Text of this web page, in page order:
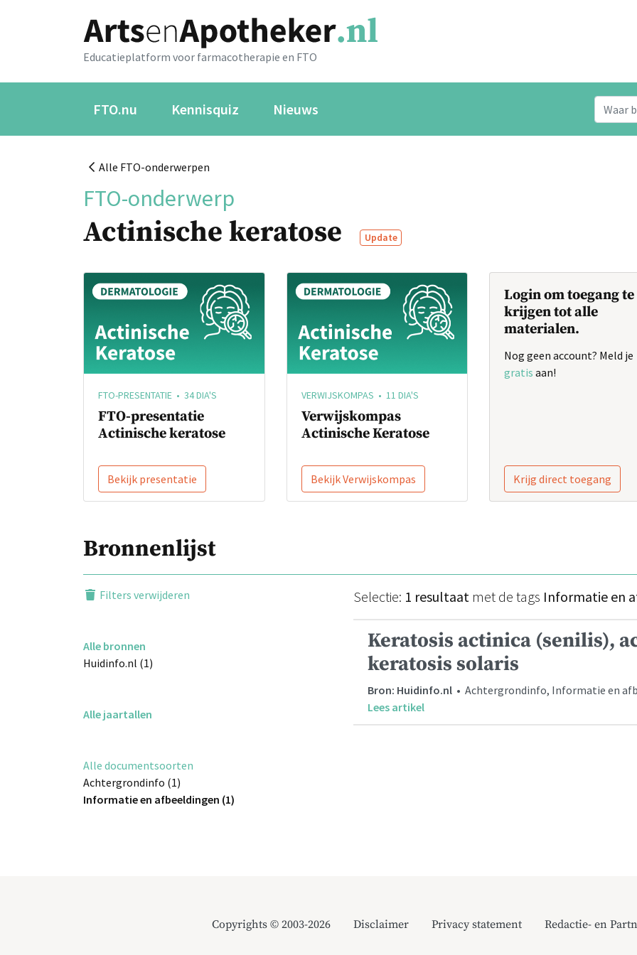
Educatieplatform voor farmacotherapie en FTO
FTO.nu Kennisquiz Nieuws
Alle FTO-onderwerpen
FTO-onderwerp
Actinische keratose Update
FTO-PRESENTATIE • 34 DIA'S
FTO-presentatie
Actinische keratose
Bekijk presentatie
VERWIJSKOMPAS • 11 DIA'S
Verwijskompas
Actinische Keratose
Bekijk Verwijskompas
Login om toegang te
krijgen tot alle
materialen.
Nog geen account? Meld je
gratis aan!
Krijg direct toegang
Bronnenlijst
Filters verwijderen
Alle bronnen
Huidinfo.nl (1)
Alle jaartallen
Alle documentsoorten
Achtergrondinfo (1)
Informatie en afbeeldingen (1)
Selectie: 1 resultaat met de tags Informatie en
Keratosis actinica (senilis),
keratosis solaris
Bron: Huidinfo.nl • Achtergrondinfo, Informatie en
Lees artikel
Copyrights © 2003-2026 Disclaimer Privacy statement Redactie- en